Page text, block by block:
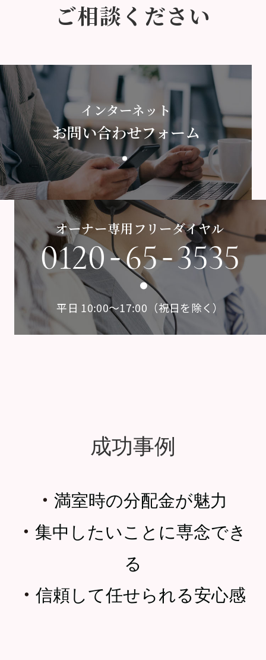
ご相談ください
インターネット
お問い合わせフォーム
オーナー専用フリーダイヤル
0120-65-3535
平日 10:00〜17:00（祝日を除く）
成功事例
・ 満室時の分配金が魅力
・ 集中したいことに専念でき
る
・ 信頼して任せられる安心感